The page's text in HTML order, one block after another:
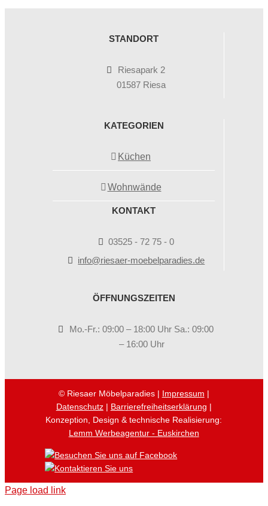
STANDORT
Riesapark 2
01587 Riesa
KATEGORIEN
Küchen
Wohnwände
KONTAKT
03525 - 72 75 - 0
info@riesaer-moebelparadies.de
ÖFFNUNGSZEITEN
Mo.-Fr.: 09:00 – 18:00 Uhr Sa.: 09:00
– 16:00 Uhr
© Riesaer Möbelparadies | Impressum |
Datenschutz| Barrierefreiheitserklärung |
Konzeption, Design & technische Realisierung:
Lemm Werbeagentur - Euskirchen
Page load link